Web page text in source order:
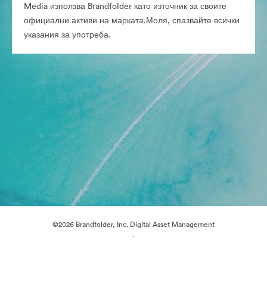
Media използва Brandfolder като източник за своите
официални активи на марката.Моля, спазвайте всички
указания за употреба.
©2026 Brandfolder, Inc. Digital Asset Management
·